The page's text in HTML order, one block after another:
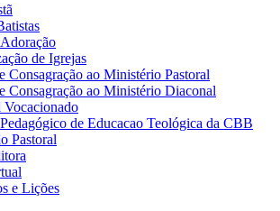
de Igrejas
Consagração ao Ministério Pastoral
Consagração ao Ministério Diaconal
de Educacao Teológica da CBB
Pastoral
e Lições